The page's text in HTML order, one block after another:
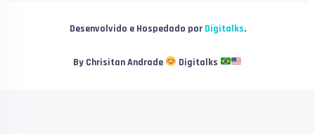
Desenvolvido e Hospedado por Digitalks.
By Chrisitan Andrade Digitalks